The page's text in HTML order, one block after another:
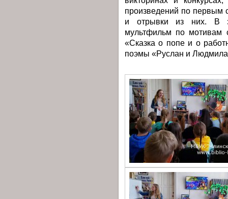
произведений по первым
и отрывки из них. В
мультфильм по мотивам
«Сказка о попе и о
поэмы «Руслан и